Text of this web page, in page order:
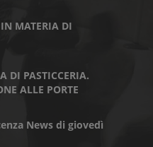
MATERIA DI
DI PASTICCERIA.
ALLE PORTE
News di giovedì